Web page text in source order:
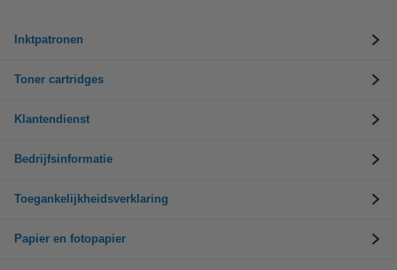
Inktpatronen
Toner cartridges
Klantendienst
Bedrijfsinformatie
Toegankelijkheidsverklaring
Papier en fotopapier